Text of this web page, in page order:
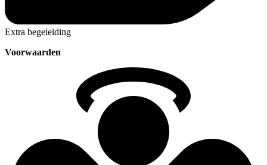
Extra begeleiding
Voorwaarden